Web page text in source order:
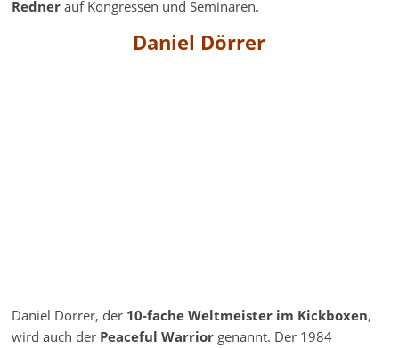
Redner auf Kongressen und Seminaren.
Daniel Dörrer
Daniel Dörrer, der 10-fache Weltmeister im Kickboxen,
wird auch der Peaceful Warrior genannt. Der 1984